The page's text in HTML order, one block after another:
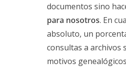
documentos sino
para nosotros. En
absoluto, un
consultas a archivos
motivos